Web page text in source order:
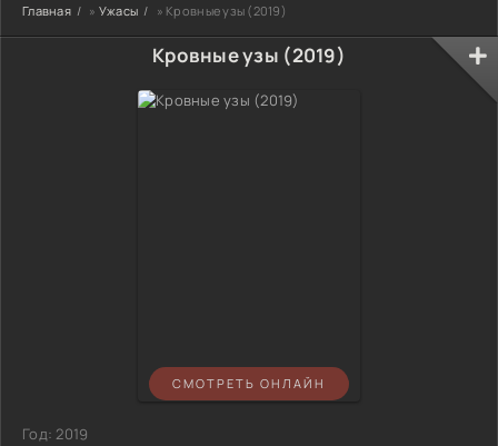
Главная » Ужасы » Кровные узы (2019)
Кровные узы (2019)
СМОТРЕТЬ ОНЛАЙН
Год:2019